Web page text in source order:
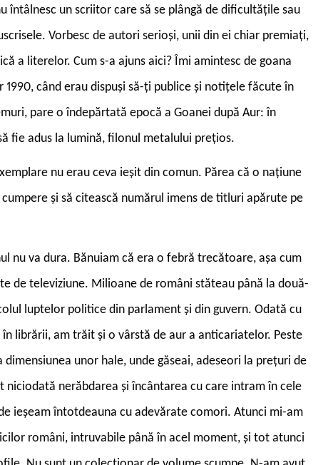
întâlnesc un scriitor care să se plângă de dificultățile sau
Vorbesc de autori serioși, unii din ei chiar premiați,
a literelor. Cum s-a ajuns aici? Îmi amintesc de goana
când erau dispuși să-ți publice și notițele făcute în
pare o îndepărtată epocă a Goanei după Aur: în
fie adus la lumină, filonul metalului prețios.
nu erau ceva ieșit din comun. Părea că o națiune
și să citească numărul imens de titluri apărute pe
nu va dura. Bănuiam că era o febră trecătoare, așa cum
de televiziune. Milioane de români stăteau până la două-
luptelor politice din parlament și din guvern. Odată cu
librării, am trăit și o vârstă de aur a anticariatelor. Peste
unor hale, unde găseai, adeseori la prețuri de
nerăbdarea și încântarea cu care intram în cele
ieșeam întotdeauna cu adevărate comori. Atunci mi-am
români, intruvabile până în acel moment, și tot atunci